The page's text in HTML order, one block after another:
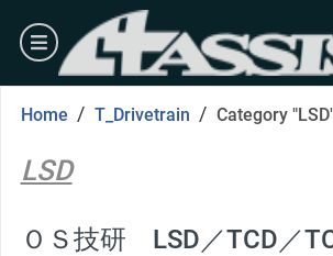
content
burger
Home / T_Drivetrain / Category
LSD
ＯＳ技研 LSD／TCD／